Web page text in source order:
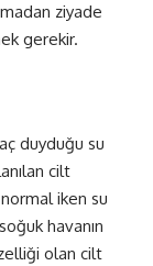
ziyade
gerekir.
duyduğu su
cilt
iken su
havanın
olan cilt